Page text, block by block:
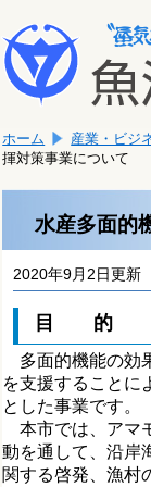
文
へ
移
ま
す。
こ
か
文
で
す。
ホーム 産業・ビジ
揮対策事業について
水産多面的
2020年9月2日更新
目 的
多面的機能の効
を支援することに
とした事業です。
本市では、アマ
動を通して、沿岸
関する啓発、漁村